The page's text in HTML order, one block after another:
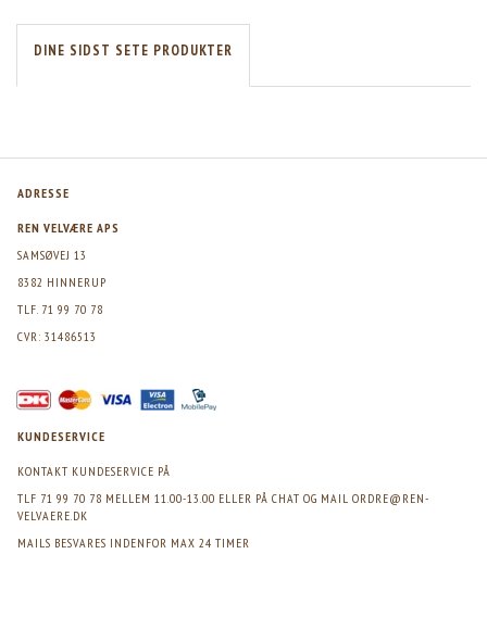
DINE SIDST SETE PRODUKTER
ADRESSE
REN VELVÆRE APS
SAMSØVEJ 13
8382 HINNERUP
TLF. 71 99 70 78
CVR: 31486513
KUNDESERVICE
KONTAKT KUNDESERVICE PÅ
TLF 71 99 70 78 MELLEM 11.00-13.00 ELLER PÅ CHAT OG MAIL ORDRE@REN-
VELVAERE.DK
MAILS BESVARES INDENFOR MAX 24 TIMER